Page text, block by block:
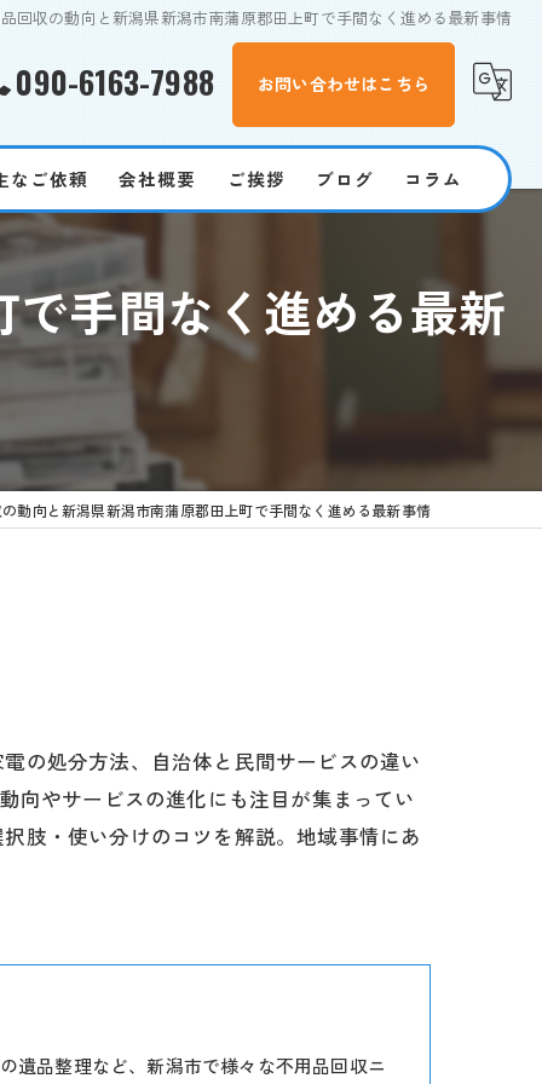
回収の動向と新潟県新潟市南蒲原郡田上町で手間なく進める最新事情
090-6163-7988 お問い合わせはこちら
なご依頼
遺品整理
買取
家電
粗大ゴミ
見積もり
会社概要 ご挨拶 ブログ コラム
手間なく進める最新
動向と新潟県新潟市南蒲原郡田上町で手間なく進める最新事情
の処分方法、自治体と民間サービスの違い
向やサービスの進化にも注目が集まってい
肢・使い分けのコツを解説。地域事情にあ
遺品整理など、新潟市で様々な不用品回収ニ